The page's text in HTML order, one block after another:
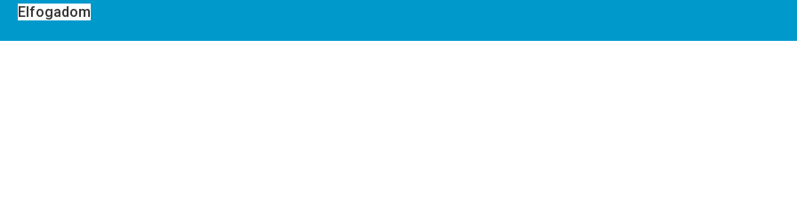
Elfogadom